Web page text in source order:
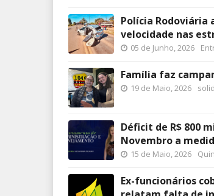
Polícia Rodoviária
velocidade nas
05 de Junho, 2026
Família faz
19 de Maio, 2026
Déficit de R$ 800
Novembro a
15 de Maio, 2026
Ex-funcionários